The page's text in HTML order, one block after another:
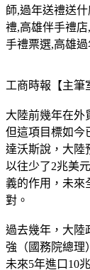
師,過年送禮送
禮,高雄伴手禮店,
手禮票選,高雄
工商時報【主筆
大陸前幾年在外
但這項目標如今
達沃斯說，大陸
以往少了2兆美
義的作用，未來
對。
過去幾年，大陸
強（國務院總理
未來5年進口10